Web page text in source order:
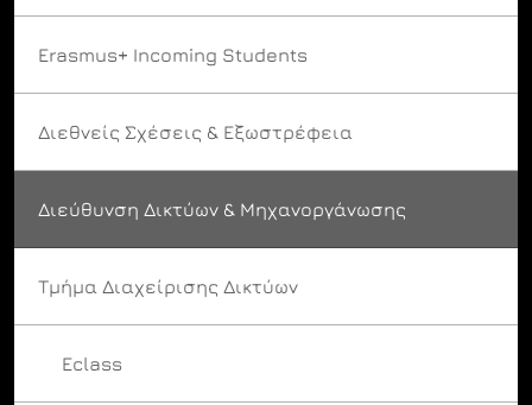
Erasmus+ Incoming Students
Διεθνείς Σχέσεις & Εξωστρέφεια
Διεύθυνση Δικτύων & Μηχανοργάνωσης
Τμήμα Διαχείρισης Δικτύων
Eclass